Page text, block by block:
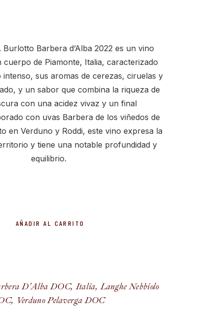
Burlotto Barbera d’Alba 2022 es un vino
de Piamonte, Italia, caracterizado
sus aromas de cerezas, ciruelas y
y un sabor que combina la riqueza de
con una acidez vivaz y un final
con uvas Barbera de los viñedos de
en Verduno y Roddi, este vino expresa la
y tiene una notable profundidad y
equilibrio.
AÑADIR AL CARRITO
D'Alba DOC,Italia,Langhe Nebbiolo
, Verduno Pelaverga DOC